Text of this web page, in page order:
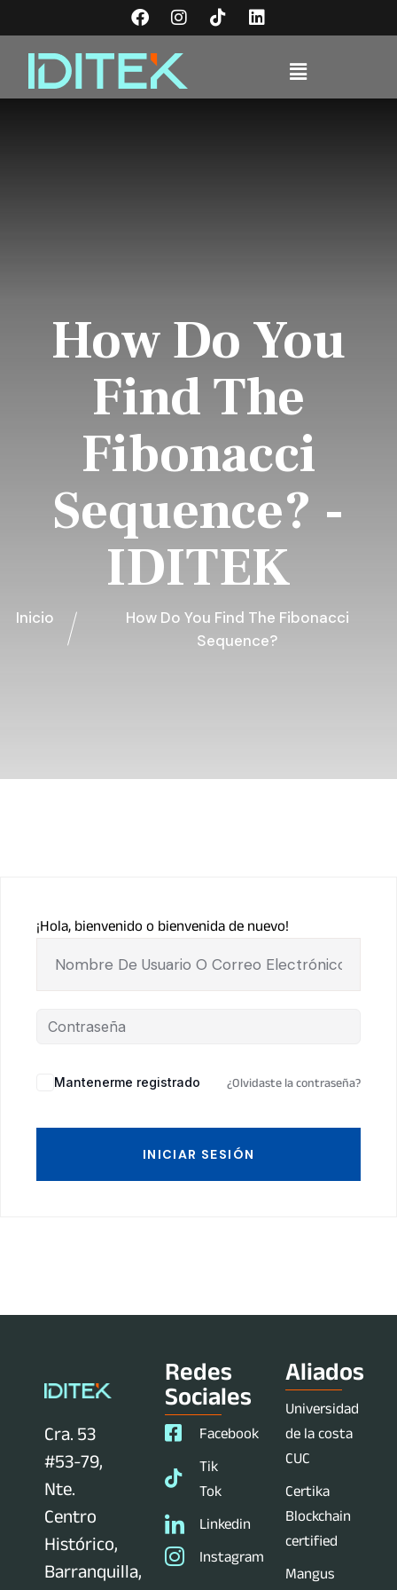
How Do You
Find The
Fibonacci
Sequence? -
IDITEK
Inicio
How Do You Find The Fibonacci
Sequence?
¡Hola, bienvenido o bienvenida de nuevo!
Mantenerme registrado ¿Olvidaste la contraseña?
INICIAR SESIÓN
Cra. 53
#53-79,
Nte.
Centro
Histórico,
Barranquilla,
Redes
Sociales
Facebook
Tik
Tok
Linkedin
Instagram
Aliados
Universidad
de la costa
CUC
Certika
Blockchain
certified
Mangus